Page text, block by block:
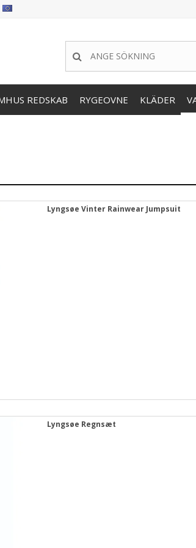
REDSKAB RYGEOVNE KLÄDER
Lyngsøe Vinter Rainwear Jumpsuit
Lyngsøe Regnsæt